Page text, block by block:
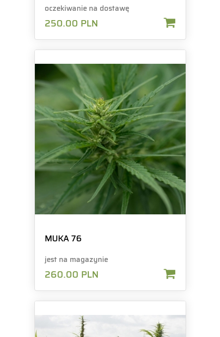
oczekiwanie na dostawę
250.00 PLN
MUKA 76
jest na magazynie
260.00 PLN